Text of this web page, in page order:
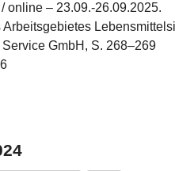
online – 23.09.-26.09.2025.
Arbeitsgebietes
GmbH, S. 268–269